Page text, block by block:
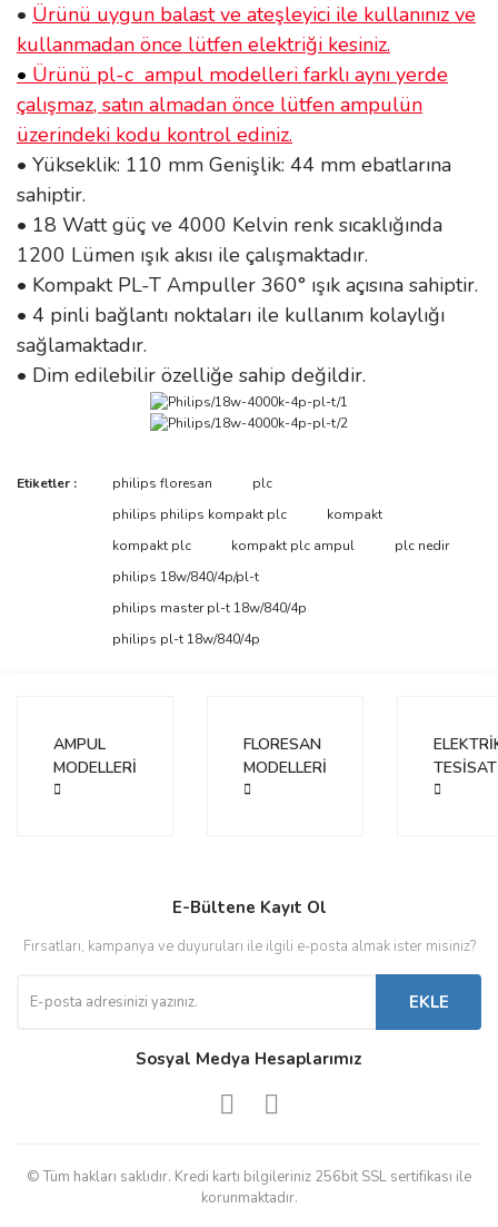
• Ürünü uygun balast ve ateşleyici ile kullanınız ve
kullanmadan önce lütfen elektriği kesiniz.
• Ürünü pl-c ampul modelleri farklı aynı yerde
çalışmaz, satın almadan önce lütfen ampulün
üzerindeki kodu kontrol ediniz.
• Yükseklik: 110 mm Genişlik: 44 mm ebatlarına
sahiptir.
• 18 Watt güç ve 4000 Kelvin renk sıcaklığında
1200 Lümen ışık akısı ile çalışmaktadır.
• Kompakt PL-T Ampuller 360° ışık açısına sahiptir.
• 4 pinli bağlantı noktaları ile kullanım kolaylığı
sağlamaktadır.
• Dim edilebilir özelliğe sahip değildir.
Bu ürüne ilk yorumu siz yapın!
Yorum Yaz
Bu ürünün fiyat bilgisi, resim, ürün açıklamalarında ve diğer
tarafımıza iletebilirsiniz.
Görüş ve önerileriniz için teşekkür ederiz.
Ürün resmi kalitesiz, bozuk veya görüntülenemiyor.
Ürün açıklamasında eksik bilgiler bulunuyor.
Etiketler : philips floresan
plc
philips philips kompakt plc
kompakt
kompakt plc
kompakt plc ampul
plc nedir
philips 18w/840/4p/pl-t
philips master pl-t 18w/840/4p
philips pl-t 18w/840/4p
AMPUL
MODELLERİ
FLORESAN
MODELLERİ
TESİSAT
E-Bültene Kayıt Ol
Fırsatları, kampanya ve duyuruları ile ilgili e-posta almak ister misiniz?
EKLE
Sosyal Medya Hesaplarımız
© Tüm hakları saklıdır. Kredi kartı bilgileriniz 256bit SSL sertifikası ile
korunmaktadır.